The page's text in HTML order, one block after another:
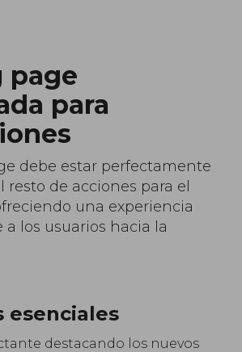
page
para
debe estar perfectamente
resto de acciones para el
una experiencia
los usuarios hacia la
esenciales
destacando los nuevos